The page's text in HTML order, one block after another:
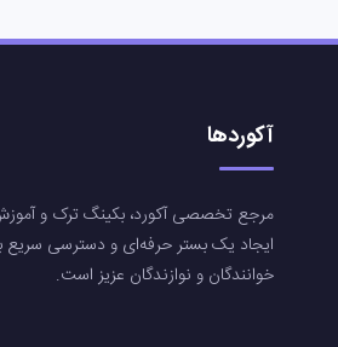
آکوردها
مرجع تخصصی آکورد، بکینگ ترک و
ایجاد یک بستر حرفه‌ای و دسترسی سریع
خوانندگان و نوازندگان عزیز است.